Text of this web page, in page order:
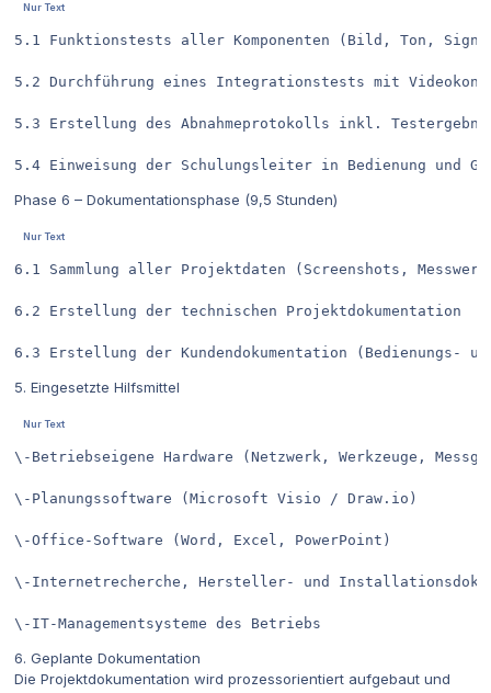
5.1	Funktionstests aller Komponenten (Bild, Ton, Signalverteilung, Interaktivität)	1,25
5.2	Durchführung eines Integrationstests mit Videokonferenz				0,75
5.3	Erstellung des Abnahmeprotokolls inkl. Testergebnisse				0,50
Phase 6 – Dokumentationsphase (9,5 Stunden)
6.1	Sammlung aller Projektdaten (Screenshots, Messwerte, Konfigurationsdaten)	1,00
6.2	Erstellung der technischen Projektdokumentation 	7,00
5. Eingesetzte Hilfsmittel
\-Betriebseigene Hardware (Netzwerk, Werkzeuge,
\-Planungssoftware (Microsoft Visio / Draw.io)
\-Office-Software (Word, Excel, PowerPoint)
\-Internetrecherche, Hersteller- und
\-IT-Managementsysteme des Betriebs
6. Geplante Dokumentation
Die Projektdokumentation wird prozessorientiert aufgebaut und